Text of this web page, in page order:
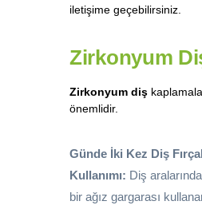
iletişime geçebilirsiniz.
Zirkonyum Diş
Zirkonyum diş
önemlidir.
Günde İki Kez Diş
Kullanımı: Diş
bir ağız gargarası